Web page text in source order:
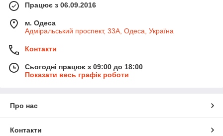
Працює з 06.09.2016
м. Одеса
Адміральський проспект, 33А, Одеса, Україна
Контакти
Сьогодні працює з 09:00 до 18:00
Показати весь графік роботи
Про нас
Контакти